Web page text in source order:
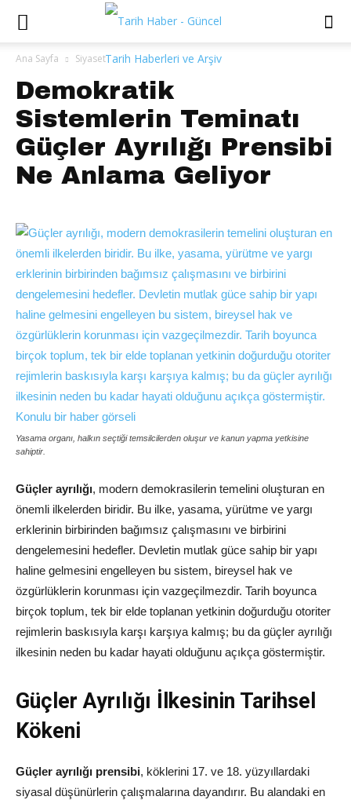
Ana Sayfa Siyaset
Demokratik
Sistemlerin Teminatı
Güçler Ayrılığı Prensibi
Ne Anlama Geliyor
Yasama organı, halkın seçtiği temsilcilerden oluşur ve kanun yapma yetkisine
sahiptir.
Güçler ayrılığı, modern demokrasilerin temelini oluşturan en
önemli ilkelerden biridir. Bu ilke, yasama, yürütme ve yargı
erklerinin birbirinden bağımsız çalışmasını ve birbirini
dengelemesini hedefler. Devletin mutlak güce sahip bir yapı
haline gelmesini engelleyen bu sistem, bireysel hak ve
özgürlüklerin korunması için vazgeçilmezdir. Tarih boyunca
birçok toplum, tek bir elde toplanan yetkinin doğurduğu otoriter
rejimlerin baskısıyla karşı karşıya kalmış; bu da güçler ayrılığı
ilkesinin neden bu kadar hayati olduğunu açıkça göstermiştir.
Güçler Ayrılığı İlkesinin Tarihsel
Kökeni
Güçler ayrılığı prensibi, köklerini 17. ve 18. yüzyıllardaki
siyasal düşünürlerin çalışmalarına dayandırır. Bu alandaki en